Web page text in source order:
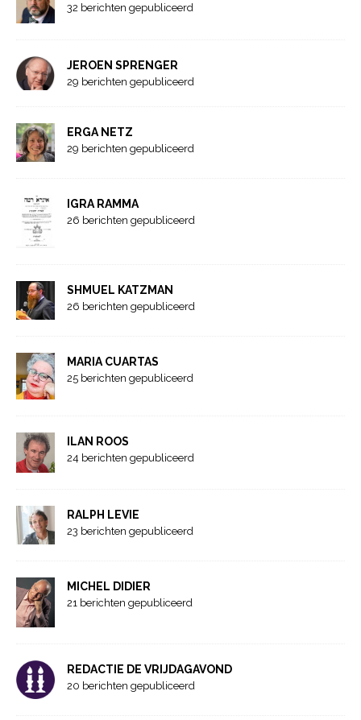
32 berichten gepubliceerd
JEROEN SPRENGER
29 berichten gepubliceerd
ERGA NETZ
29 berichten gepubliceerd
IGRA RAMMA
26 berichten gepubliceerd
SHMUEL KATZMAN
26 berichten gepubliceerd
MARIA CUARTAS
25 berichten gepubliceerd
ILAN ROOS
24 berichten gepubliceerd
RALPH LEVIE
23 berichten gepubliceerd
MICHEL DIDIER
21 berichten gepubliceerd
REDACTIE DE VRIJDAGAVOND
20 berichten gepubliceerd